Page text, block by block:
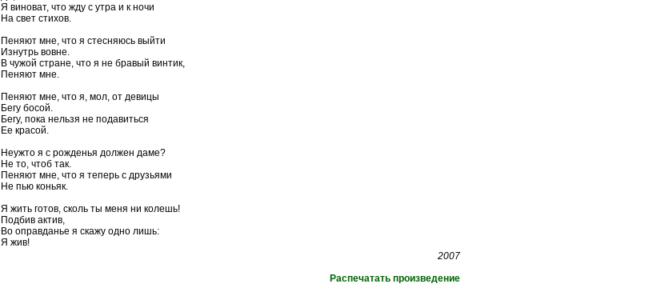
Я виноват, что жду с утра и к ночи
На свет стихов.
Пеняют мне, что я стесняюсь выйти
Изнутрь вовне.
В чужой стране, что я не бравый винтик,
Пеняют мне.
Пеняют мне, что я, мол, от девицы
Бегу босой.
Бегу, пока нельзя не подавиться
Ее красой.
Неужто я с рожденья должен даме?
Не то, чтоб так.
Пеняют мне, что я теперь с друзьями
Не пью коньяк.
Я жить готов, сколь ты меня ни колешь!
Подбив актив,
Во оправданье я скажу одно лишь:
Я жив!
2007
Распечатать произведение